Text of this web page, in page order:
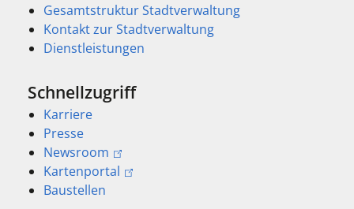
Gesamtstruktur Stadtverwaltung
Kontakt zur Stadtverwaltung
Dienstleistungen
Schnellzugriff
Karriere
Presse
Newsroom
Kartenportal
Baustellen